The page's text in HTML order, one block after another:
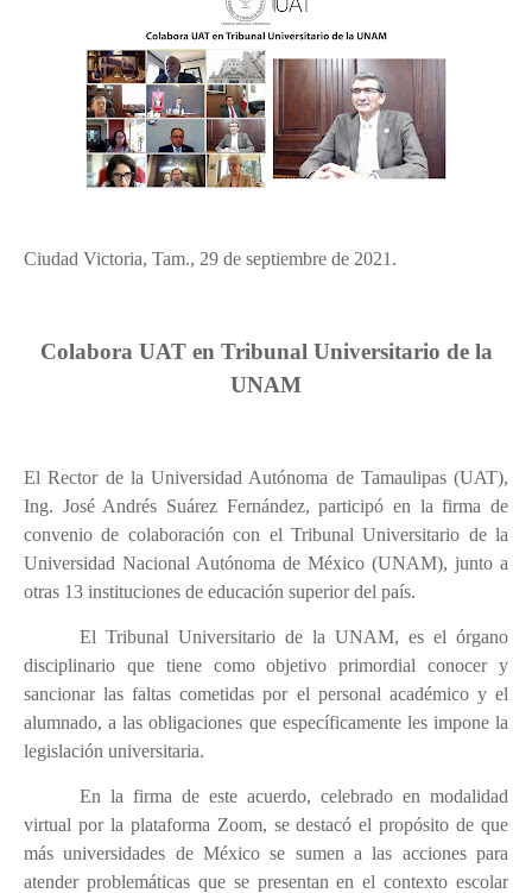
La ONU publica Segundo Informe Subnacional de Tamaulipas
Disney reconoce a nivel mundial talento de estudiante de la UAT
Ayuntamiento entrega apoyos del programa "Ruta Segura,
la Educación"
Ciudad Victoria, Tam., 29 de septiembre de 2021.
Colabora UAT en Tribunal Universitario de la
UNAM
El Rector de la Universidad Autónoma de Tamaulipas (UAT),
Ing. José Andrés Suárez Fernández, participó en la firma de
convenio de colaboración con el Tribunal Universitario de la
Universidad Nacional Autónoma de México (UNAM), junto a
otras 13 instituciones de educación superior del país.
El Tribunal Universitario de la UNAM, es el órgano
disciplinario que tiene como objetivo primordial conocer y
sancionar las faltas cometidas por el personal académico y el
alumnado, a las obligaciones que específicamente les impone la
legislación universitaria.
En la firma de este acuerdo, celebrado en modalidad
virtual por la plataforma Zoom, se destacó el propósito de que
más universidades de México se sumen a las acciones para
atender problemáticas que se presentan en el contexto escolar